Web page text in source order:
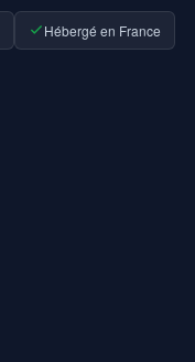
Hébergé en France